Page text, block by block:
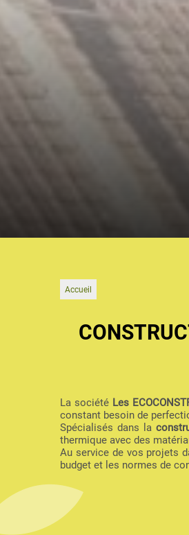
Accueil
La société Les
constant besoin de
Spécialisés dans la
thermique avec des
Au service de vos projets
budget et les normes de